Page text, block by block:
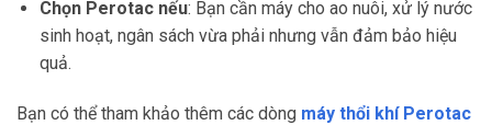
Chọn Perotac nếu: Bạn cần máy cho ao nuôi, xử lý nước
sinh hoạt, ngân sách vừa phải nhưng vẫn đảm bảo hiệu
quả.
Bạn có thể tham khảo thêm các dòng máy thổi khí Perotac